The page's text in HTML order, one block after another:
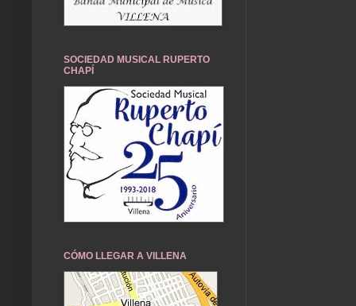
SOCIEDAD MUSICAL RUPERTO
CHAPÍ
CÓMO LLEGAR A VILLENA